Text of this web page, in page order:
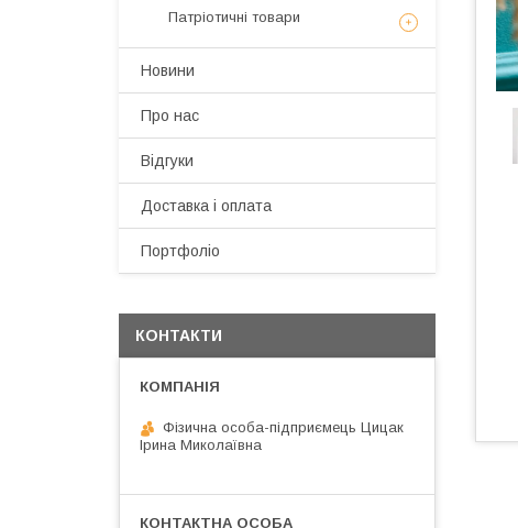
Патріотичні товари
Новини
Про нас
Відгуки
Доставка і оплата
Портфоліо
КОНТАКТИ
Фізична особа-підприємець Цицак
Ірина Миколаївна